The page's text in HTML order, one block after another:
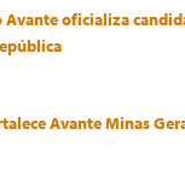
Avante oficializa
Avante Minas